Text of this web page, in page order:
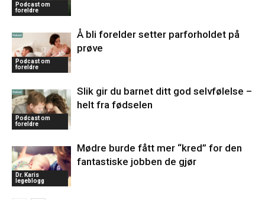
Podcast om
foreldre
Podcast om
foreldre
Å bli forelder setter parforholdet på
prøve
Podcast om
foreldre
Slik gir du barnet ditt god selvfølelse –
helt fra fødselen
Dr. Karis
legeblogg
Mødre burde fått mer “kred” for den
fantastiske jobben de gjør